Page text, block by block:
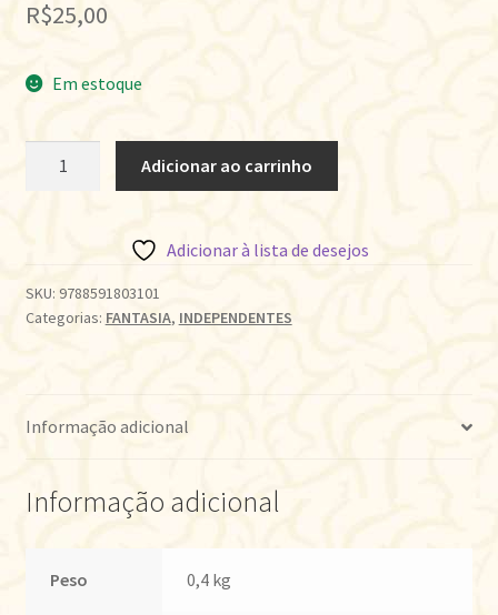
R$25,00
Em estoque
quantidade
Adicionar ao carrinho
Adicionar à lista de desejos
SKU: 9788591803101
Categorias: FANTASIA, INDEPENDENTES
Informação adicional
Informação adicional
Peso 0,4 kg